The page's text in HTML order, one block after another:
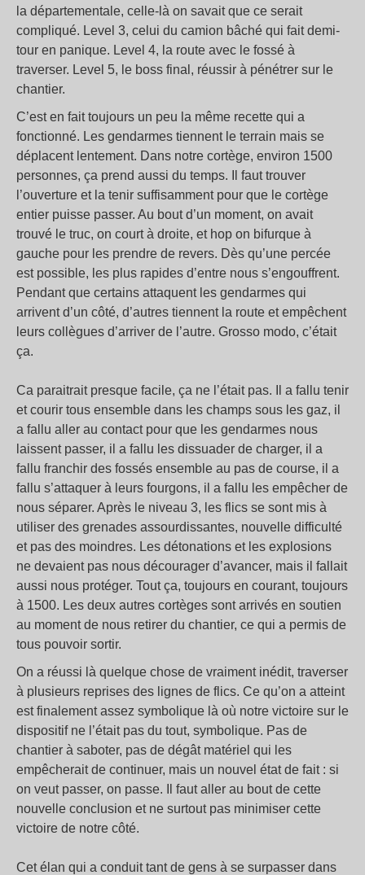
la départementale, celle-là on savait que ce serait
compliqué. Level 3, celui du camion bâché qui fait demi-
tour en panique. Level 4, la route avec le fossé à
traverser. Level 5, le boss final, réussir à pénétrer sur le
chantier.
C’est en fait toujours un peu la même recette qui a
fonctionné. Les gendarmes tiennent le terrain mais se
déplacent lentement. Dans notre cortège, environ 1500
personnes, ça prend aussi du temps. Il faut trouver
l’ouverture et la tenir suffisamment pour que le cortège
entier puisse passer. Au bout d’un moment, on avait
trouvé le truc, on court à droite, et hop on bifurque à
gauche pour les prendre de revers. Dès qu’une percée
est possible, les plus rapides d’entre nous s’engouffrent.
Pendant que certains attaquent les gendarmes qui
arrivent d’un côté, d’autres tiennent la route et empêchent
leurs collègues d’arriver de l’autre. Grosso modo, c’était
ça.
Ca paraitrait presque facile, ça ne l’était pas. Il a fallu tenir
et courir tous ensemble dans les champs sous les gaz, il
a fallu aller au contact pour que les gendarmes nous
laissent passer, il a fallu les dissuader de charger, il a
fallu franchir des fossés ensemble au pas de course, il a
fallu s’attaquer à leurs fourgons, il a fallu les empêcher de
nous séparer. Après le niveau 3, les flics se sont mis à
utiliser des grenades assourdissantes, nouvelle difficulté
et pas des moindres. Les détonations et les explosions
ne devaient pas nous décourager d’avancer, mais il fallait
aussi nous protéger. Tout ça, toujours en courant, toujours
à 1500. Les deux autres cortèges sont arrivés en soutien
au moment de nous retirer du chantier, ce qui a permis de
tous pouvoir sortir.
On a réussi là quelque chose de vraiment inédit, traverser
à plusieurs reprises des lignes de flics. Ce qu’on a atteint
est finalement assez symbolique là où notre victoire sur le
dispositif ne l’était pas du tout, symbolique. Pas de
chantier à saboter, pas de dégât matériel qui les
empêcherait de continuer, mais un nouvel état de fait : si
on veut passer, on passe. Il faut aller au bout de cette
nouvelle conclusion et ne surtout pas minimiser cette
victoire de notre côté.
Cet élan qui a conduit tant de gens à se surpasser dans